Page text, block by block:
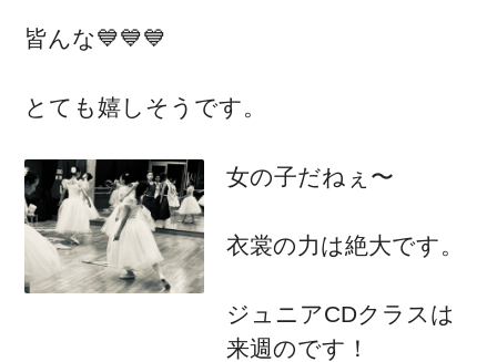
皆んな💙💙💙
とても嬉しそうです。
女の子だねぇ〜
衣裳の力は絶大です。
ジュニアCDクラスは
来週のです！